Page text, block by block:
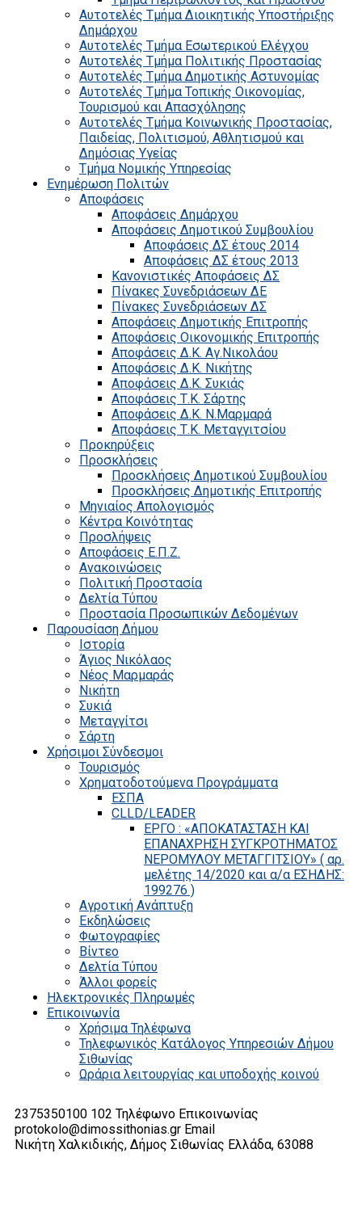
Αυτοτελές Τμήμα Διοικητικής Υποστήριξης
Δημάρχου
Αυτοτελές Τμήμα Εσωτερικού Ελέγχου
Αυτοτελές Τμήμα Πολιτικής Προστασίας
Αυτοτελές Τμήμα Δημοτικής Αστυνομίας
Αυτοτελές Τμήμα Τοπικής Οικονομίας,
Τουρισμού και Απασχόλησης
Αυτοτελές Τμήμα Κοινωνικής Προστασίας,
Παιδείας, Πολιτισμού, Αθλητισμού και
Δημόσιας Υγείας
Τμήμα Νομικής Υπηρεσίας
Ενημέρωση Πολιτών
Αποφάσεις
Αποφάσεις Δημάρχου
Αποφάσεις Δημοτικού Συμβουλίου
Αποφάσεις ΔΣ έτους 2014
Αποφάσεις ΔΣ έτους 2013
Κανονιστικές Αποφάσεις ΔΣ
Πίνακες Συνεδριάσεων ΔΕ
Πίνακες Συνεδριάσεων ΔΣ
Αποφάσεις Δημοτικής Επιτροπής
Αποφάσεις Οικονομικής Επιτροπής
Αποφάσεις Δ.Κ. Αγ.Νικολάου
Αποφάσεις Δ.Κ. Νικήτης
Αποφάσεις Δ.Κ. Συκιάς
Αποφάσεις Τ.Κ. Σάρτης
Αποφάσεις Δ.Κ. Ν.Μαρμαρά
Αποφάσεις Τ.Κ. Μεταγγιτσίου
Προκηρύξεις
Προσκλήσεις
Προσκλήσεις Δημοτικού Συμβουλίου
Προσκλήσεις Δημοτικής Επιτροπής
Μηνιαίος Απολογισμός
Κέντρα Κοινότητας
Προσλήψεις
Αποφάσεις Ε.Π.Ζ.
Ανακοινώσεις
Πολιτική Προστασία
Δελτία Τύπου
Προστασία Προσωπικών Δεδομένων
Παρουσίαση Δήμου
Ιστορία
Άγιος Νικόλαος
Νέος Μαρμαράς
Νικήτη
Συκιά
Μεταγγίτσι
Σάρτη
Χρήσιμοι Σύνδεσμοι
Τουρισμός
Χρηματοδοτούμενα Προγράμματα
ΕΣΠΑ
CLLD/LEADER
ΕΡΓΟ : «ΑΠΟΚΑΤΑΣΤΑΣΗ ΚΑΙ
ΕΠΑΝΑΧΡΗΣΗ ΣΥΓΚΡΟΤΗΜΑΤΟΣ
ΝΕΡΟΜΥΛΟΥ ΜΕΤΑΓΓΙΤΣΙΟΥ» ( αρ.
μελέτης 14/2020 και α/α ΕΣΗΔΗΣ:
199276 )
Αγροτική Ανάπτυξη
Εκδηλώσεις
Φωτογραφίες
Βίντεο
Δελτία Τύπου
Άλλοι φορείς
Ηλεκτρονικές Πληρωμές
Επικοινωνία
Χρήσιμα Τηλέφωνα
Τηλεφωνικός Κατάλογος Υπηρεσιών Δήμου
Σιθωνίας
Ωράρια λειτουργίας και υποδοχής κοινού
2375350100 102 Τηλέφωνο Επικοινωνίας
protokolo@dimossithonias.gr Email
Νικήτη Χαλκιδικής, Δήμος Σιθωνίας Ελλάδα, 63088